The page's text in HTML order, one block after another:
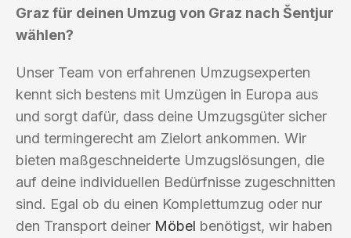
Graz für deinen Umzug von Graz nach Šentjur
wählen?
Unser Team von erfahrenen Umzugsexperten
kennt sich bestens mit Umzügen in Europa aus
und sorgt dafür, dass deine Umzugsgüter sicher
und termingerecht am Zielort ankommen. Wir
bieten maßgeschneiderte Umzugslösungen, die
auf deine individuellen Bedürfnisse zugeschnitten
sind. Egal ob du einen Komplettumzug oder nur
den Transport deiner Möbel benötigst, wir haben